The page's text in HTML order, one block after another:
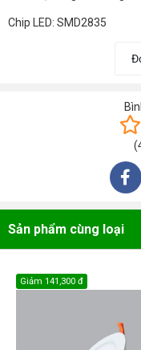
Chip LED:
(
Sản phẩm cùng loại
Giảm 141,300 đ